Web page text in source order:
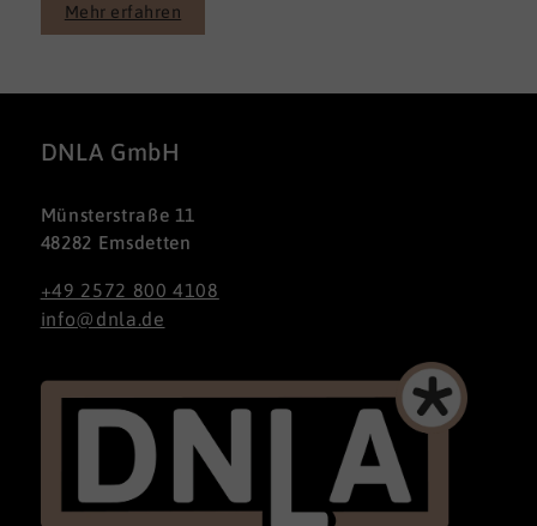
Mehr erfahren
DNLA GmbH
Münsterstraße 11
48282 Emsdetten
+49 2572 800 4108
info@dnla.de